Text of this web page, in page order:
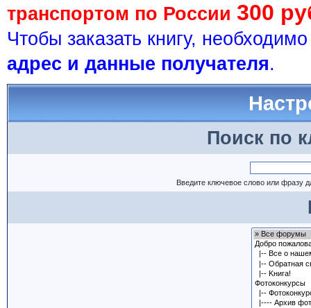
транспортом по России 300
Чтобы заказать книгу,
адрес и данные получателя.
Поиск по
Введите ключевое слово или фразу